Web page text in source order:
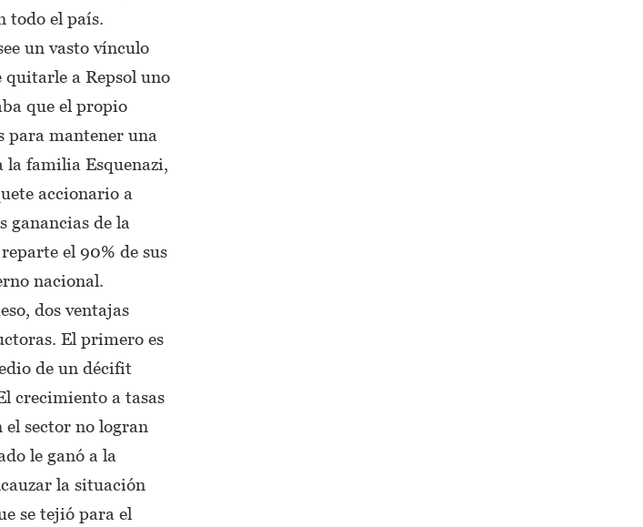
todo el país.
un vasto vínculo
quitarle a Repsol uno
que el propio
mantener una
la familia Esquenazi,
accionario a
ganancias de la
el 90% de sus
nacional.
dos ventajas
El primero es
de un décifit
crecimiento a tasas
el sector no logran
le ganó a la
la situación
se tejió para el